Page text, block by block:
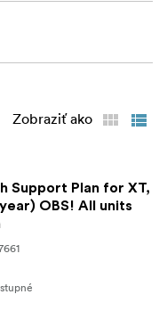
Zobraziť ako
Support Plan for XT,
year) OBS! All units